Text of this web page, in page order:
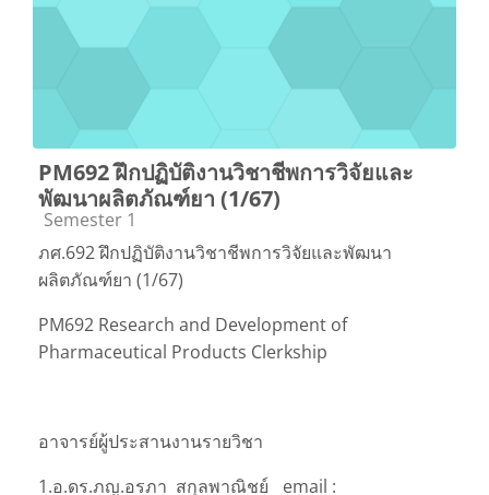
PM692 ฝึกปฏิบัติงานวิชาชีพการวิจัยและ
พัฒนาผลิตภัณฑ์ยา (1/67)
Course category
Semester 1
ภศ.692 ฝึกปฏิบัติงานวิชาชีพการวิจัยและพัฒนา
ผลิตภัณฑ์ยา (1/67)
PM692 Research and Development of
Pharmaceutical Products Clerkship
อาจารย์ผู้ประสานงานรายวิชา
1.อ.ดร.ภญ.อรภา สกุลพาณิชย์
email :